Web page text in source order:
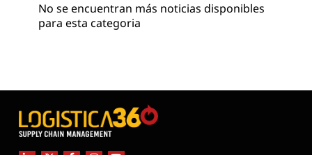
No se encuentran más noticias disponibles
para esta categoria